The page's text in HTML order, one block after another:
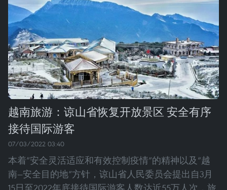
越南旅游：谅山省恢复开放景区 安全有序
接待国际游客
07/03/2022 03:40
本着“安全灵活适应和有效控制疫情”的精神以及“越
南—安全目的地”方针，谅山省人民委员会提出自3月
15日至2022年底接待国际游客人数达近55万人次，旅